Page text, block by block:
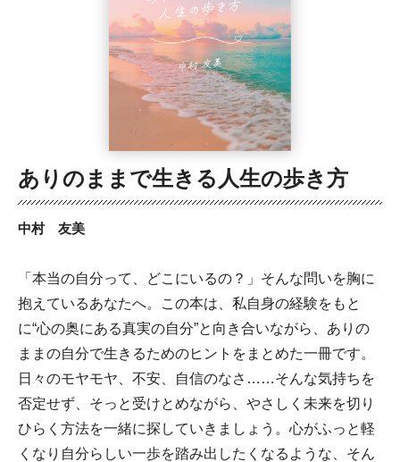
ありのままで生きる人生の歩き方
中村 友美
「本当の自分って、どこにいるの？」そんな問いを胸に
抱えているあなたへ。この本は、私自身の経験をもと
に“心の奥にある真実の自分”と向き合いながら、ありの
ままの自分で生きるためのヒントをまとめた一冊です。
日々のモヤモヤ、不安、自信のなさ……そんな気持ちを
否定せず、そっと受けとめながら、やさしく未来を切り
ひらく方法を一緒に探していきましょう。心がふっと軽
くなり自分らしい一歩を踏み出したくなるような、そん